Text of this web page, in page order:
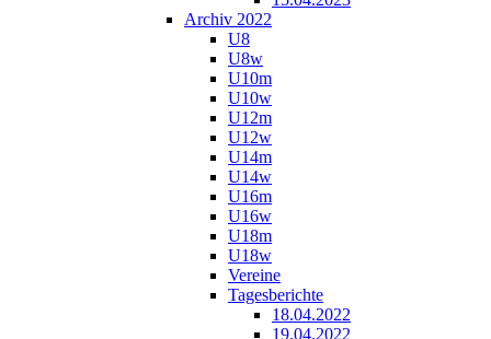
Archiv 2022
U8
U8w
U10m
U10w
U12m
U12w
U14m
U14w
U16m
U16w
U18m
U18w
Vereine
Tagesberichte
18.04.2022
19.04.2022